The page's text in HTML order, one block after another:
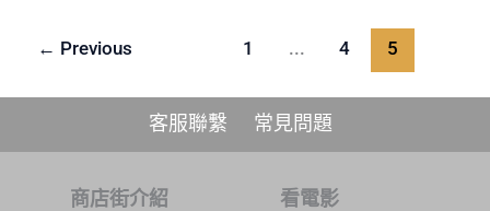
← Previous 1 ... 4 5
客服聯繫 常見問題
商店街介紹 看電影